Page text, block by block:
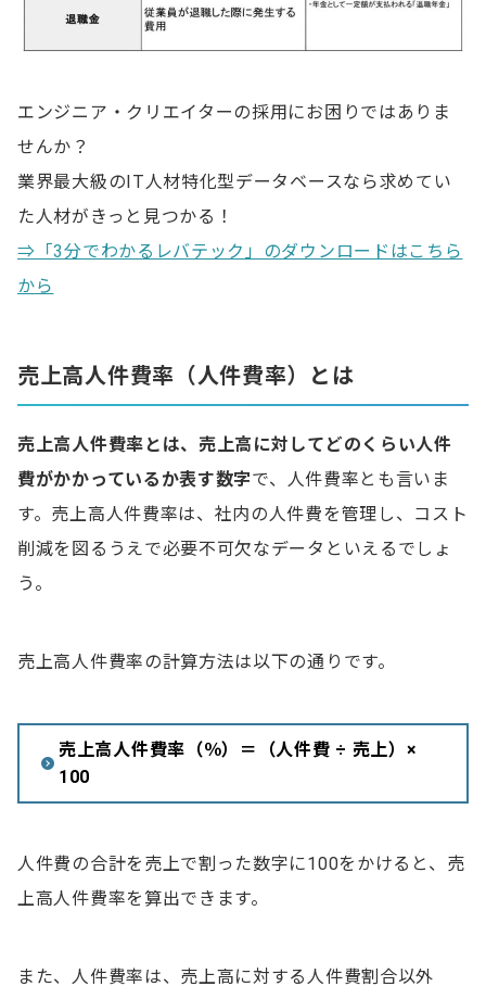
人件費に関するよくある質問
Q.人件費の削減方法は？
エンジニア・クリエイターの採用にお困りではありま
せんか？
業界最大級のIT人材特化型データベースなら求めてい
た人材がきっと見つかる！
⇒「3分でわかるレバテック」のダウンロードはこちら
から
売上高人件費率（人件費率）とは
売上高人件費率とは、売上高に対してどのくらい人件
費がかかっているか表す数字で、人件費率とも言いま
す。売上高人件費率は、社内の人件費を管理し、コスト
削減を図るうえで必要不可欠なデータといえるでしょ
う。
売上高人件費率の計算方法は以下の通りです。
売上高人件費率 （％）
＝（人件費 ÷ 売上）×
100
人件費の合計を売上で割った数字に100をかけると、売
上高人件費率を算出できます。
また、人件費率は、売上高に対する人件費割合以外